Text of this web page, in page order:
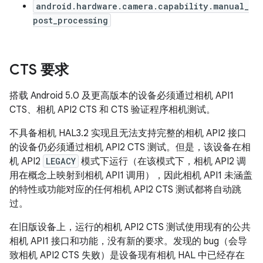
android.hardware.camera.capability.manual_
post_processing
CTS 要求
搭载 Android 5.0 及更高版本的设备必须通过相机 API1
CTS、相机 API2 CTS 和 CTS 验证程序相机测试。
不具备相机 HAL3.2 实现且无法支持完整的相机 API2 接口
的设备仍必须通过相机 API2 CTS 测试。但是，该设备在相
机 API2 LEGACY 模式下运行（在该模式下，相机 API2 调
用在概念上映射到相机 API1 调用），因此相机 API1 未涵盖
的特性或功能对应的任何相机 API2 CTS 测试都将自动跳
过。
在旧版设备上，运行的相机 API2 CTS 测试使用现有的公共
相机 API1 接口和功能，没有新的要求。发现的 bug（会导
致相机 API2 CTS 失败）是设备现有相机 HAL 中已经存在